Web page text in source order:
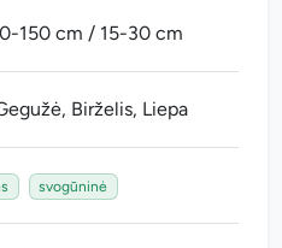
150 cm / 15-30 cm
Birželis, Liepa
svogūninė